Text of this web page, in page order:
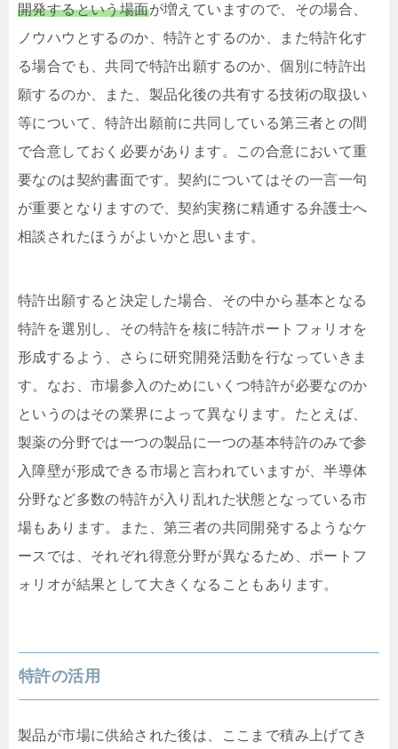
開発するという場面が増えていますので、その場合、
ノウハウとするのか、特許とするのか、また特許化す
る場合でも、共同で特許出願するのか、個別に特許出
願するのか、また、製品化後の共有する技術の取扱い
等について、特許出願前に共同している第三者との間
で合意しておく必要があります。この合意において重
要なのは契約書面です。契約についてはその一言一句
が重要となりますので、契約実務に精通する弁護士へ
相談されたほうがよいかと思います。
特許出願すると決定した場合、その中から基本となる
特許を選別し、その特許を核に特許ポートフォリオを
形成するよう、さらに研究開発活動を行なっていきま
す。なお、市場参入のためにいくつ特許が必要なのか
というのはその業界によって異なります。たとえば、
製薬の分野では一つの製品に一つの基本特許のみで参
入障壁が形成できる市場と言われていますが、半導体
分野など多数の特許が入り乱れた状態となっている市
場もあります。また、第三者の共同開発するようなケ
ースでは、それぞれ得意分野が異なるため、ポートフ
ォリオが結果として大きくなることもあります。
特許の活用
製品が市場に供給された後は、ここまで積み上げてき